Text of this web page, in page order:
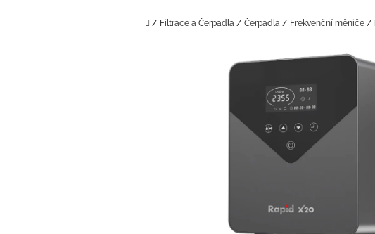
Domů
/ Filtrace a Čerpadla / Čerpadla / Frekvenční měniče /